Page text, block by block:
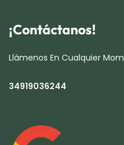
¡Contáctanos!
Llámenos En Cualquier
34919036244